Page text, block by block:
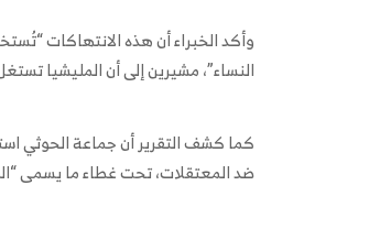
وأكد الخبراء أن هذه الانتهاكات
النساء”، مشيرين إلى أن المليشيا
كما كشف التقرير أن جماعة الحوثي
ضد المعتقلات، تحت غطاء ما يسمى